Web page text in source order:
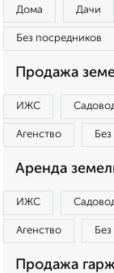
Дома Дачи
Без посредников
Продажа
ИЖС
Агенство
Аренда
ИЖС
Агенство
Продажа